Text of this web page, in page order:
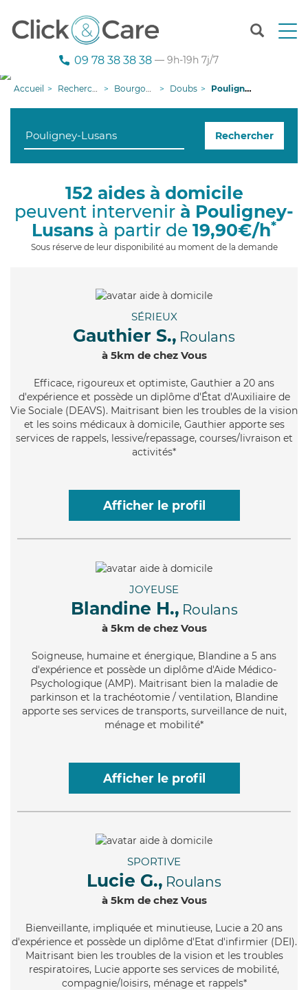
T
n
g
i
09 78 38 38 38 — 9h-19h 7j/7
Accueil Recherche aide à domicile Bourgogne-Franche-Comté Doubs Pouligney-Lusans
Rechercher
152 aides à domicile
peuvent intervenir à Pouligney-
Lusans à partir de 19,90€/h*
Sous réserve de leur disponibilité au moment de la demande
SÉRIEUX
Gauthier S., Roulans
à 5km de chez Vous
Efficace, rigoureux et optimiste, Gauthier a 20 ans
d'expérience et possède un diplôme d'État d'Auxiliaire de
Vie Sociale (DEAVS). Maitrisant bien les troubles de la vision
et les soins médicaux à domicile, Gauthier apporte ses
services de rappels, lessive/repassage, courses/livraison et
activités*
Afficher le profil
JOYEUSE
Blandine H., Roulans
à 5km de chez Vous
Soigneuse, humaine et énergique, Blandine a 5 ans
d'expérience et possède un diplôme d'Aide Médico-
Psychologique (AMP). Maitrisant bien la maladie de
parkinson et la trachéotomie / ventilation, Blandine
apporte ses services de transports, surveillance de nuit,
ménage et mobilité*
Afficher le profil
SPORTIVE
Lucie G., Roulans
à 5km de chez Vous
Bienveillante, impliquée et minutieuse, Lucie a 20 ans
d'expérience et possède un diplôme d'Etat d'infirmier (DEI).
Maitrisant bien les troubles de la vision et les troubles
respiratoires, Lucie apporte ses services de mobilité,
compagnie/loisirs, ménage et rappels*